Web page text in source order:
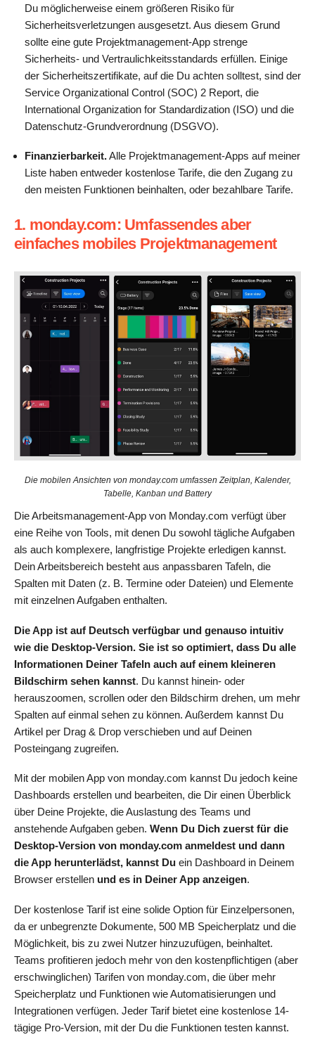
Du möglicherweise einem größeren Risiko für
Sicherheitsverletzungen ausgesetzt. Aus diesem Grund
sollte eine gute Projektmanagement-App strenge
Sicherheits- und Vertraulichkeitsstandards erfüllen. Einige
der Sicherheitszertifikate, auf die Du achten solltest, sind der
Service Organizational Control (SOC) 2 Report, die
International Organization for Standardization (ISO) und die
Datenschutz-Grundverordnung (DSGVO).
Finanzierbarkeit.Alle Projektmanagement-Apps auf meiner
Liste haben entweder kostenlose Tarife, die den Zugang zu
den meisten Funktionen beinhalten, oder bezahlbare Tarife.
1. monday.com: Umfassendes aber
einfaches mobiles Projektmanagement
Die mobilen Ansichten von monday.com umfassen Zeitplan, Kalender,
Tabelle, Kanban und Battery
Die Arbeitsmanagement-App von Monday.com verfügt über
eine Reihe von Tools, mit denen Du sowohl tägliche Aufgaben
als auch komplexere, langfristige Projekte erledigen kannst.
Dein Arbeitsbereich besteht aus anpassbaren Tafeln, die
Spalten mit Daten (z. B. Termine oder Dateien) und Elemente
mit einzelnen Aufgaben enthalten.
Die App ist auf Deutsch verfügbar und genauso intuitiv
wie die Desktop-Version. Sie ist so optimiert, dass Du alle
Informationen Deiner Tafeln auch auf einem kleineren
Bildschirm sehen kannst. Du kannst hinein- oder
herauszoomen, scrollen oder den Bildschirm drehen, um mehr
Spalten auf einmal sehen zu können. Außerdem kannst Du
Artikel per Drag & Drop verschieben und auf Deinen
Posteingang zugreifen.
Mit der mobilen App von monday.com kannst Du jedoch keine
Dashboards erstellen und bearbeiten, die Dir einen Überblick
über Deine Projekte, die Auslastung des Teams und
anstehende Aufgaben geben. Wenn Du Dich zuerst für die
Desktop-Version von monday.com anmeldest und dann
die App herunterlädst, kannst Du ein Dashboard in Deinem
Browser erstellen und es in Deiner App anzeigen.
Der kostenlose Tarif ist eine solide Option für Einzelpersonen,
da er unbegrenzte Dokumente, 500 MB Speicherplatz und die
Möglichkeit, bis zu zwei Nutzer hinzuzufügen, beinhaltet.
Teams profitieren jedoch mehr von den kostenpflichtigen (aber
erschwinglichen) Tarifen von monday.com, die über mehr
Speicherplatz und Funktionen wie Automatisierungen und
Integrationen verfügen. Jeder Tarif bietet eine kostenlose 14-
tägige Pro-Version, mit der Du die Funktionen testen kannst.